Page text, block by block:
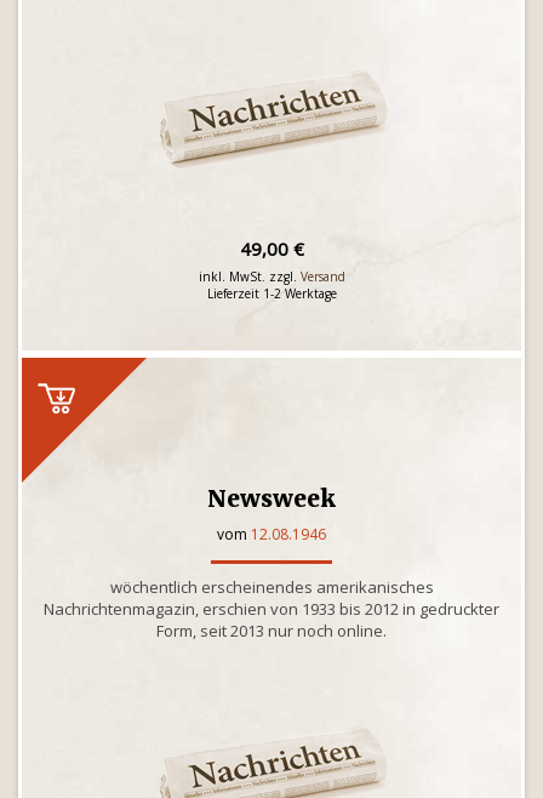
49,00 €
inkl. MwSt. zzgl. Versand
Lieferzeit 1-2 Werktage
Newsweek
vom 12.08.1946
wöchentlich erscheinendes amerikanisches
Nachrichtenmagazin, erschien von 1933 bis 2012 in gedruckter
Form, seit 2013 nur noch online.